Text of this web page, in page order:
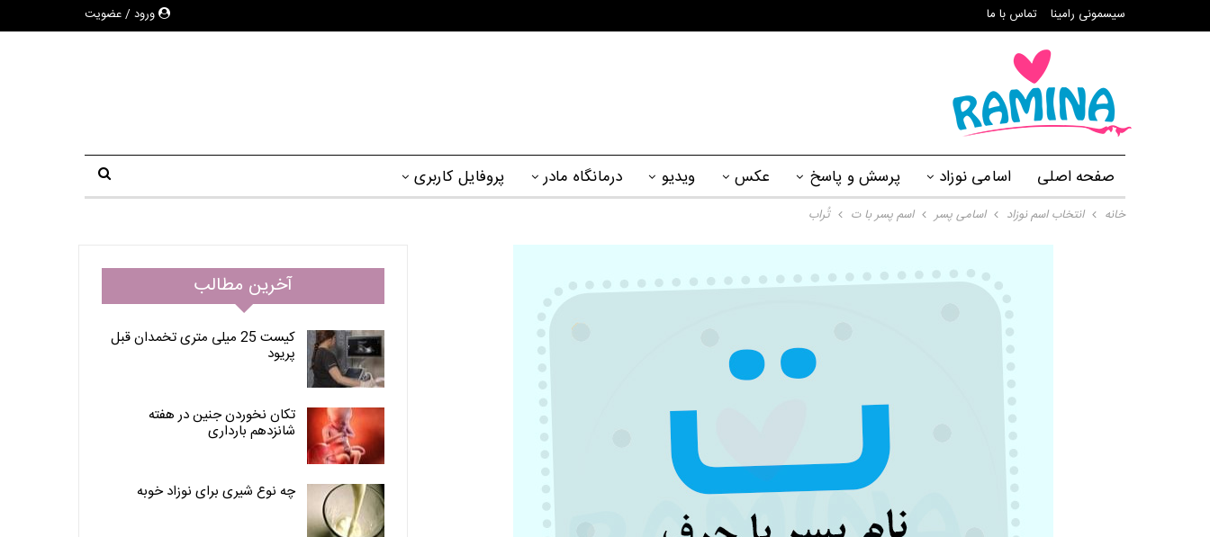
ورود / عضویت سیسمونی رامینا تماس با ما
صفحه اصلی اسامی نوزاد پرسش و پاسخ عکس ویدیو درمانگاه مادر پروفایل کاربری
خانه انتخاب اسم نوزاد اسامی پسر اسم پسر با ت تُراب
آخرین مطالب
کیست 25 میلی متری تخمدان قبل
پریود
تکان نخوردن جنین در هفته
شانزدهم بارداری
چه نوع شیری برای نوزاد خوبه